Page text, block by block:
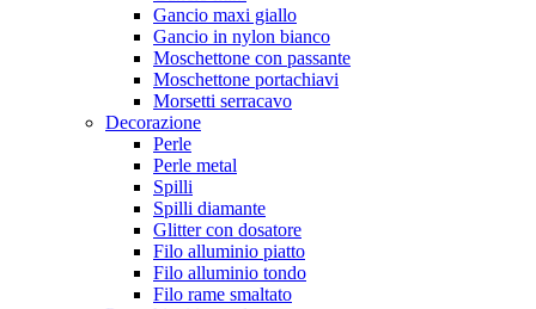
Gancio maxi giallo
Gancio in nylon bianco
Moschettone con passante
Moschettone portachiavi
Morsetti serracavo
Decorazione
Perle
Perle metal
Spilli
Spilli diamante
Glitter con dosatore
Filo alluminio piatto
Filo alluminio tondo
Filo rame smaltato